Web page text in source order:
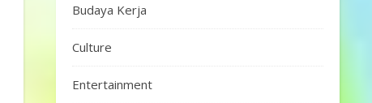
Budaya Kerja
Culture
Entertainment